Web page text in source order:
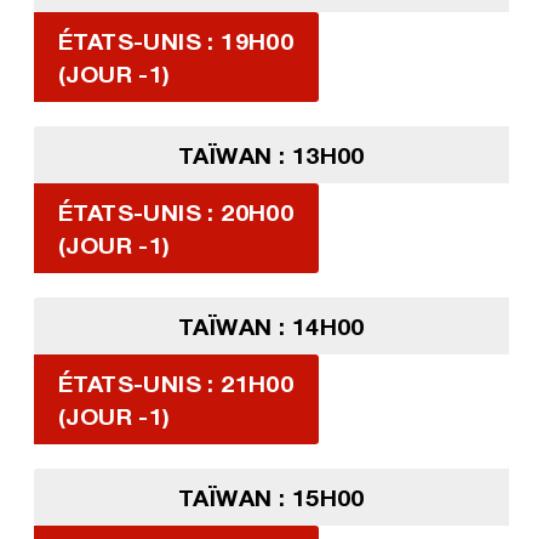
ÉTATS-UNIS : 19H00
(JOUR -1)
TAÏWAN : 13H00
ÉTATS-UNIS : 20H00
(JOUR -1)
TAÏWAN : 14H00
ÉTATS-UNIS : 21H00
(JOUR -1)
TAÏWAN : 15H00